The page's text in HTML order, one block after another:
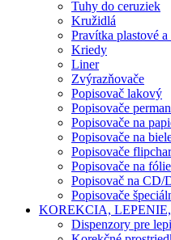
Tuhy do ceruziek
Kružidlá
Pravítka plastové
Kriedy
Liner
Zvýrazňovače
Popisovač lakový
Popisovače
Popisovače na
Popisovače na
Popisovače
Popisovače na fólie
Popisovač na CD/
Popisovače
KOREKCIA,
Dispenzory pre